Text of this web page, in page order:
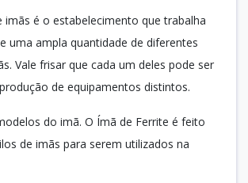
imãs é o estabelecimento que trabalha
uma ampla quantidade de diferentes
Vale frisar que cada um deles pode ser
de equipamentos distintos.
do imã. O Ímã de Ferrite é feito
de imãs para serem utilizados na